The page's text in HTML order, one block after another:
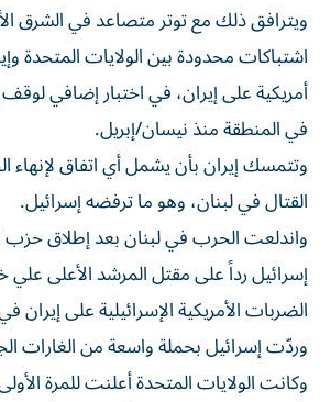
ويترافق ذلك مع توتر متصاعد في الشرق
اشتباكات محدودة بين الولايات المتحدة
أمريكية على إيران، في اختبار إضافي لوقف
في المنطقة منذ نيسان/إبريل.
وتتمسك إيران بأن يشمل أي اتفاق لإنهاء
القتال في لبنان، وهو ما ترفضه إسرائيل.
واندلعت الحرب في لبنان بعد إطلاق حزب
إسرائيل رداً على مقتل المرشد الأعلى
وردّت إسرائيل بحملة واسعة من الغارات
وكانت الولايات المتحدة أعلنت للمرة